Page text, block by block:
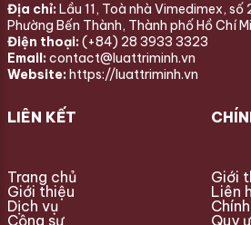
Địa chỉ: Lầu 11, Toà nhà Vimedimex,
Phường Bến Thành, Thành phố Hồ Chí
Điện thoại: (+84) 28 3933 3323
Email: contact@luattriminh.vn
Website: https://luattriminh.vn
LIÊN KẾT
Trang chủ
Giới thiệu
Dịch vụ
Cộng sự
Giới
Liên
Quy